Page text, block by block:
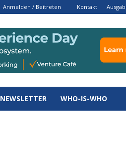
Anmelden / Beitreten Kontakt
NEWSLETTER WHO-IS-WHO